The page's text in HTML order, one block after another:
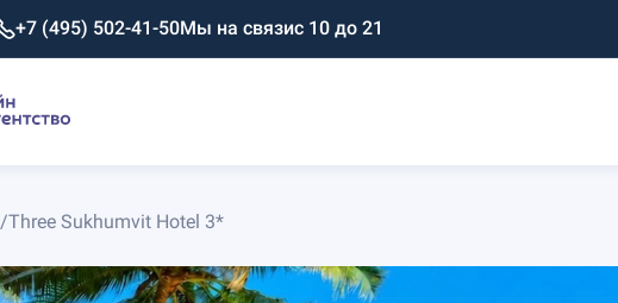
+7 (495) 502-41-50Мы на связис 10 до 21
/Three Sukhumvit Hotel 3*